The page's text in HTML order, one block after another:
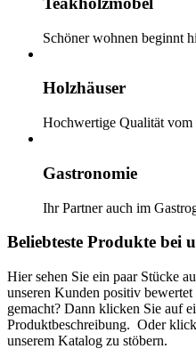
Schöner wohnen beginnt
Holzhäuser
Hochwertige Qualität vom
Gastronomie
Ihr Partner auch im
Beliebteste Produkte bei
Hier sehen Sie ein paar Stücke
unseren Kunden positiv
gemacht? Dann klicken Sie auf
Produktbeschreibung. Oder
unserem Katalog zu stöbern.